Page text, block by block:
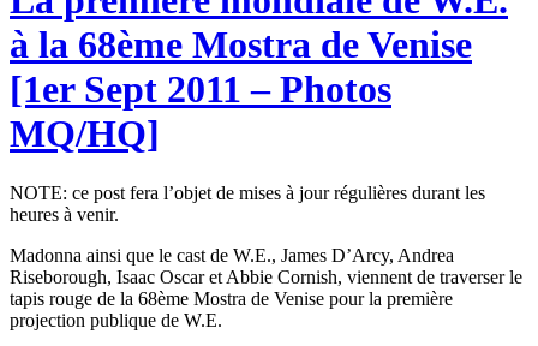
à la 68ème Mostra de Venise
[1er Sept 2011 – Photos
MQ/HQ]
NOTE: ce post fera l’objet de mises à jour régulières durant les
heures à venir.
Madonna ainsi que le cast de W.E., James D’Arcy, Andrea
Riseborough, Isaac Oscar et Abbie Cornish, viennent de traverser le
tapis rouge de la 68ème Mostra de Venise pour la première
projection publique de W.E.